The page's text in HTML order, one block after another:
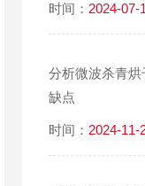
时间： 2024-07-
分析微波杀青
缺点
时间： 2024-11-